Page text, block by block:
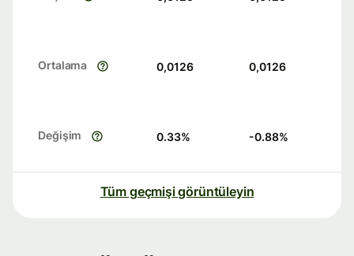
Ortalama 0,0126 0,0126
Değişim 0.33% -0.88%
Tüm geçmişi görüntüleyin